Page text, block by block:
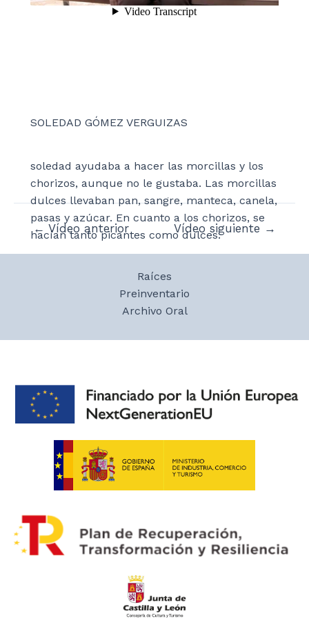
SOLEDAD GÓMEZ VERGUIZAS
soledad ayudaba a hacer las morcillas y los
chorizos, aunque no le gustaba. Las morcillas
dulces llevaban pan, sangre, manteca, canela,
pasas y azúcar. En cuanto a los chorizos, se
hacían tanto picantes como dulces.
Navegación
← Vídeo anterior Vídeo siguiente →
Raíces
Preinventario
Archivo Oral